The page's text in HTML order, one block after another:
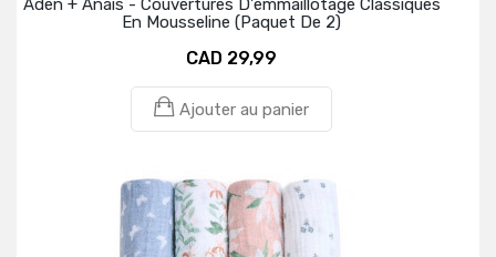
Aden + Anais - Couvertures D'emmaillotage Classiques
En Mousseline (paquet De 2)
CAD 29,99
Ajouter au panier